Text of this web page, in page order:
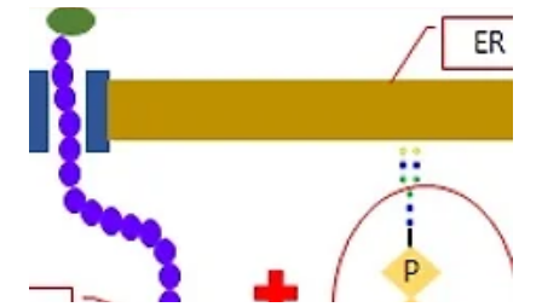
시대에는 설탕이 상당히 귀했기 때문에 사치품이었고, 영양실조와 쇠약감을 풀
어주는 고칼로리 음식이기에 '만병통치약'으로 불린 적도 있었다고 합니다. 하
지만 이처럼 귀한 대접을 받던 설탕도 생산량이 많아지고, 사람들이 많이 섭취
하게 되자 문제를 일으키기 시작 했다고 합니다. 심장병을 일으키는 물질을 흔
히 콜레스테롤이 주된..